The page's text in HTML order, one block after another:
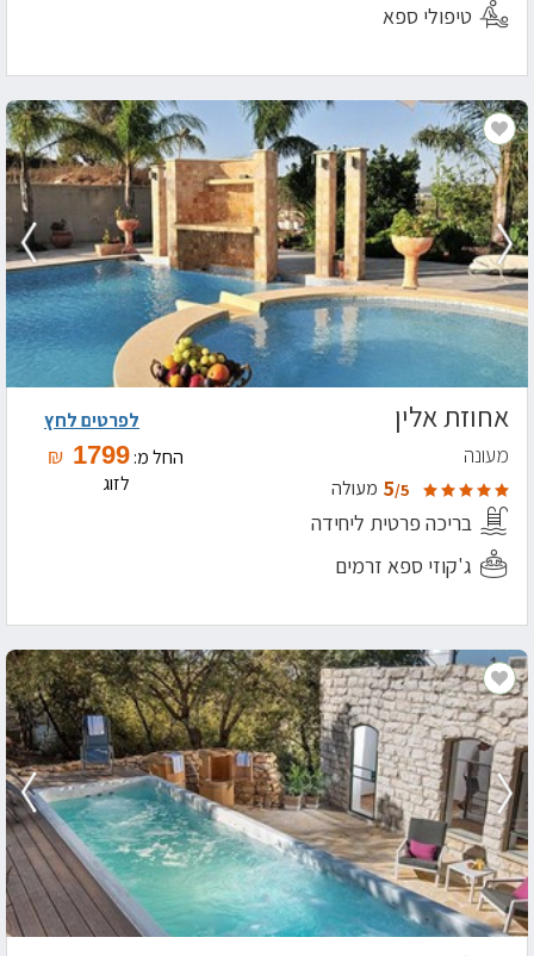
טיפולי ספא
אחוזת אלין
מעונה
5/5 מעולה
בריכה פרטית ליחידה
ג'קוזי ספא זרמים
החל מ:1799
₪
לזוג
לפרטים לחץ